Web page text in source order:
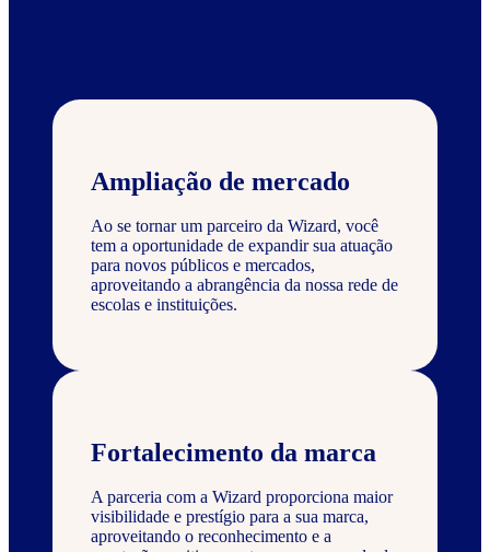
Ampliação de mercado
Ao se tornar um parceiro da Wizard, você
tem a oportunidade de expandir sua atuação
para novos públicos e mercados,
aproveitando a abrangência da nossa rede de
escolas e instituições.
Fortalecimento da marca
A parceria com a Wizard proporciona maior
visibilidade e prestígio para a sua marca,
aproveitando o reconhecimento e a